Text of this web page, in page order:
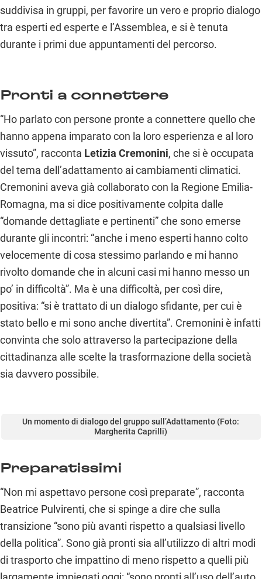
suddivisa in gruppi, per favorire un vero e proprio dialogo
tra esperti ed esperte e l’Assemblea, e si è tenuta
durante i primi due appuntamenti del percorso.
Pronti a connettere
“Ho parlato con persone pronte a connettere quello che
hanno appena imparato con la loro esperienza e al loro
vissuto”, racconta Letizia Cremonini, che si è occupata
del tema dell’adattamento ai cambiamenti climatici.
Cremonini aveva già collaborato con la Regione Emilia-
Romagna, ma si dice positivamente colpita dalle
“domande dettagliate e pertinenti” che sono emerse
durante gli incontri: “anche i meno esperti hanno colto
velocemente di cosa stessimo parlando e mi hanno
rivolto domande che in alcuni casi mi hanno messo un
po’ in difficoltà”. Ma è una difficoltà, per così dire,
positiva: “si è trattato di un dialogo sfidante, per cui è
stato bello e mi sono anche divertita”. Cremonini è infatti
convinta che solo attraverso la partecipazione della
cittadinanza alle scelte la trasformazione della società
sia davvero possibile.
Un momento di dialogo del gruppo sull’Adattamento (Foto:
Margherita Caprilli)
Preparatissimi
“Non mi aspettavo persone così preparate”, racconta
Beatrice Pulvirenti, che si spinge a dire che sulla
transizione “sono più avanti rispetto a qualsiasi livello
della politica”. Sono già pronti sia all’utilizzo di altri modi
di trasporto che impattino di meno rispetto a quelli più